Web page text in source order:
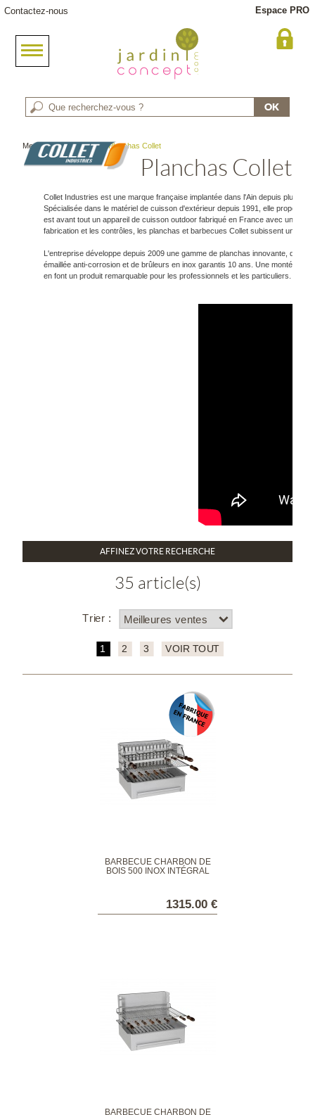
Contactez-nous Espace PRO
Meuble jardin > Marque : Planchas Collet
Planchas Collet
Collet Industries est une marque française implantée dans l'Ain depuis plus
Spécialisée dans le matériel de cuisson d'extérieur depuis 1991, elle propose
est avant tout un appareil de cuisson outdoor fabriqué en France avec un
fabrication et les contrôles, les planchas et barbecues Collet subissent un
L'entreprise développe depuis 2009 une gamme de planchas innovante,
émaillée anti-corrosion et de brûleurs en inox garantis 10 ans. Une montée de
en font un produit remarquable pour les professionnels et les particuliers.
AFFINEZ VOTRE RECHERCHE
35 article(s)
Trier :
1 2 3 VOIR TOUT
BARBECUE CHARBON DE
BOIS 500 INOX INTÉGRAL
1315.00 €
BARBECUE CHARBON DE